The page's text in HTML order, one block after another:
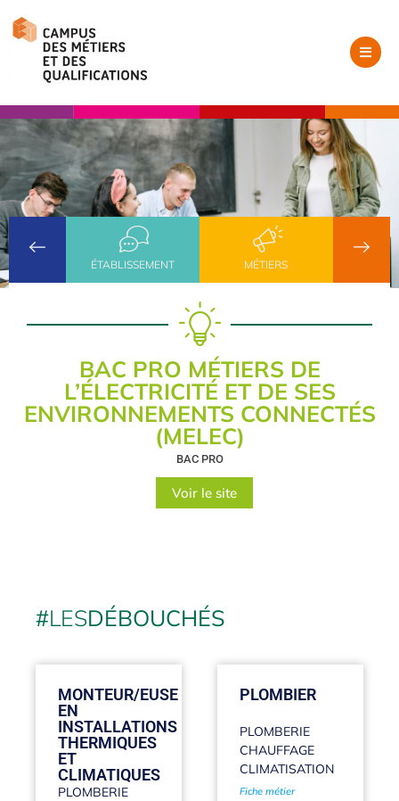
ÉTABLISSEMENT MÉTIERS
BAC PRO MÉTIERS DE
L’ÉLECTRICITÉ ET DE SES
ENVIRONNEMENTS CONNECTÉS
(MELEC)
BAC PRO
Voir le site
#LESDÉBOUCHÉS
MONTEUR/EUSE
EN
INSTALLATIONS
THERMIQUES
ET
CLIMATIQUES
PLOMBERIE
PLOMBIER
PLOMBERIE
CHAUFFAGE
CLIMATISATION
Fiche métier